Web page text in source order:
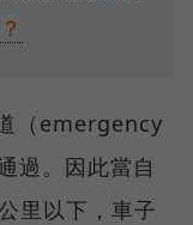
（emergency
過。因此當自
里以下，車子